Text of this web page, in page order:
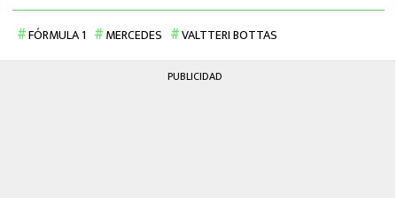
FÓRMULA 1 MERCEDES VALTTERI BOTTAS
PUBLICIDAD